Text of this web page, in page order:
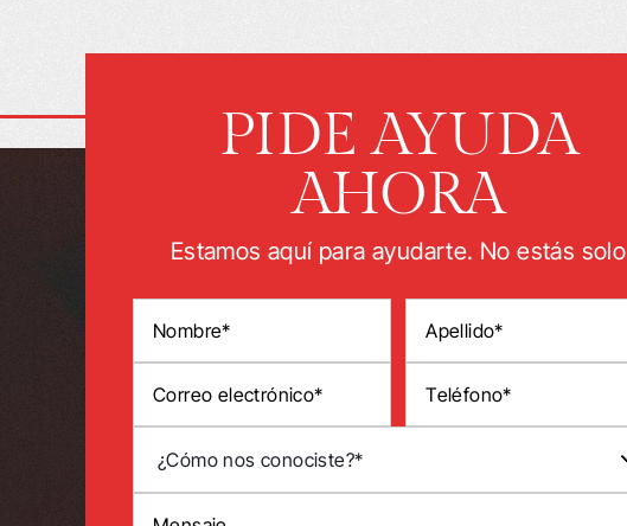
PIDE AYUDA
AHORA
Estamos aquí para ayudarte. No estás solo